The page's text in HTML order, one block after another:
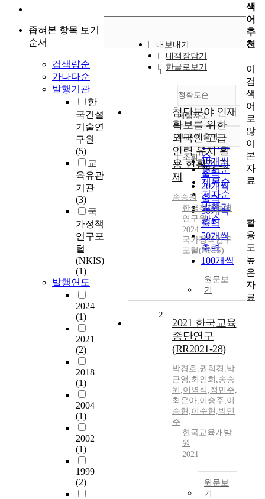
좁혀본 항목 보기
순서
검색량순
가나다순
발행기관
한
국건설
기술연
구원
(5)
교
육유관
기관
(3)
국
가정책
연구포
털
(NKIS)
(1)
발행연도
2024
(1)
2021
(2)
2018
(1)
2004
(1)
2002
(1)
1999
(2)
내보내기
내책장담기
한글로보기
정확도순
정확도
순
인기도
순
연도순
제목순
저자순
발행기
관순
내림차순
내림차순
10개씩 출력
10개씩
출력
20개씩
출력
30개씩
출력
50개씩
출력
100개씩
출력
조회
1
첨단분야 인재
확보를 위한
외국인 고급
인력 유치˙활
용 현황과 과
제
송승원
한국직업능력
연구원
2024
국가정책연구
포털(NKIS)
원문보
기
2
2021 한국교육
종단연구
(RR2021-28)
박경호,권희경,박
근영,최인희,송승
원,이병식,정민주,
최은아,이승주,이
승현,이수현,박민
주
한국교육개발
원
2021
원문보
기
색
어
추
천
이
검
색
어
로
많
이
본
자
료
활
용
도
높
은
자
료